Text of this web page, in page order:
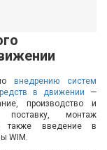
внедрению систем
в движении —
производство и
поставку, монтаж
также введение в
WIM.